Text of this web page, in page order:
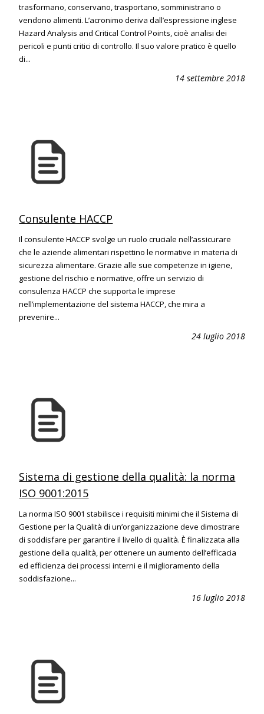
trasformano, conservano, trasportano, somministrano o
vendono alimenti. L’acronimo deriva dall’espressione inglese
Hazard Analysis and Critical Control Points, cioè analisi dei
pericoli e punti critici di controllo. Il suo valore pratico è quello
di...
14 settembre 2018
Consulente HACCP
Il consulente HACCP svolge un ruolo cruciale nell’assicurare
che le aziende alimentari rispettino le normative in materia di
sicurezza alimentare. Grazie alle sue competenze in igiene,
gestione del rischio e normative, offre un servizio di
consulenza HACCP che supporta le imprese
nell’implementazione del sistema HACCP, che mira a
prevenire...
24 luglio 2018
Sistema di gestione della qualità: la norma
ISO 9001:2015
La norma ISO 9001 stabilisce i requisiti minimi che il Sistema di
Gestione per la Qualità di un’organizzazione deve dimostrare
di soddisfare per garantire il livello di qualità. È finalizzata alla
gestione della qualità, per ottenere un aumento dell’efficacia
ed efficienza dei processi interni e il miglioramento della
soddisfazione...
16 luglio 2018